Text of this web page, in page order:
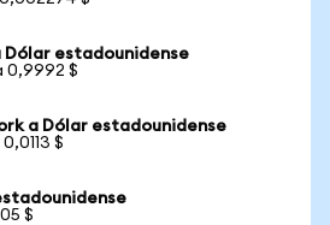
Dólar estadounidense
0,9992 $
a Dólar estadounidense
$
$